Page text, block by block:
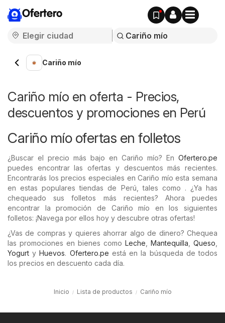
Ofertero
Cariño mío
Cariño mío en oferta - Precios,
descuentos y promociones en Perú
Cariño mío ofertas en folletos
¿Buscar el precio más bajo en Cariño mío? En Ofertero.pe
puedes encontrar las ofertas y descuentos más recientes.
Encontrarás los precios especiales en Cariño mío esta semana
en estas populares tiendas de Perú, tales como . ¿Ya has
chequeado sus folletos más recientes? Ahora puedes
encontrar la promoción de Cariño mío en los siguientes
folletos: ¡Navega por ellos hoy y descubre otras ofertas!
¿Vas de compras y quieres ahorrar algo de dinero? Chequea
las promociones en bienes como Leche Mantequilla Queso
Yogurt yHuevos. Ofertero.pe está en la búsqueda de todos
los precios en descuento cada día.
Inicio Lista de productos Cariño mío